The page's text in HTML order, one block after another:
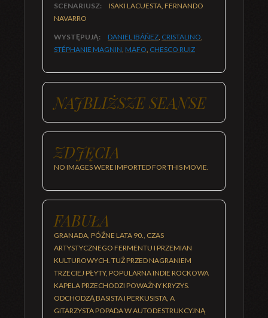
SCENARIUSZ:
ISAKI LACUESTA, FERNANDO
NAVARRO
WYSTĘPUJĄ: DANIEL IBÁÑEZ, CRISTALINO,
STÉPHANIE MAGNIN, MAFO, CHESCO RUIZ
NAJBLIŻSZE SEANSE
ZDJĘCIA
NO IMAGES WERE IMPORTED FOR THIS MOVIE.
FABUŁA
GRANADA, PÓŹNE LATA 90., CZAS
ARTYSTYCZNEGO FERMENTU I PRZEMIAN
KULTUROWYCH. TUŻ PRZED NAGRANIEM
TRZECIEJ PŁYTY, POPULARNA INDIE ROCKOWA
KAPELA PRZECHODZI POWAŻNY KRYZYS.
ODCHODZĄ BASISTA I PERKUSISTA, A
GITARZYSTA POPADA W AUTODESTRUKCYJNĄ